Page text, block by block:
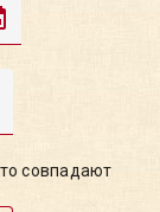
совпадают